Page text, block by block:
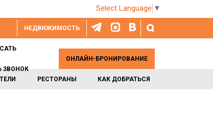
Select Language ▼
НЕДВИЖИМОСТЬ
РЕСТОРАНЫ КАК ДОБРАТЬСЯ
ЗВОНОК
ОНЛАЙН-БРОНИРОВАНИЕ